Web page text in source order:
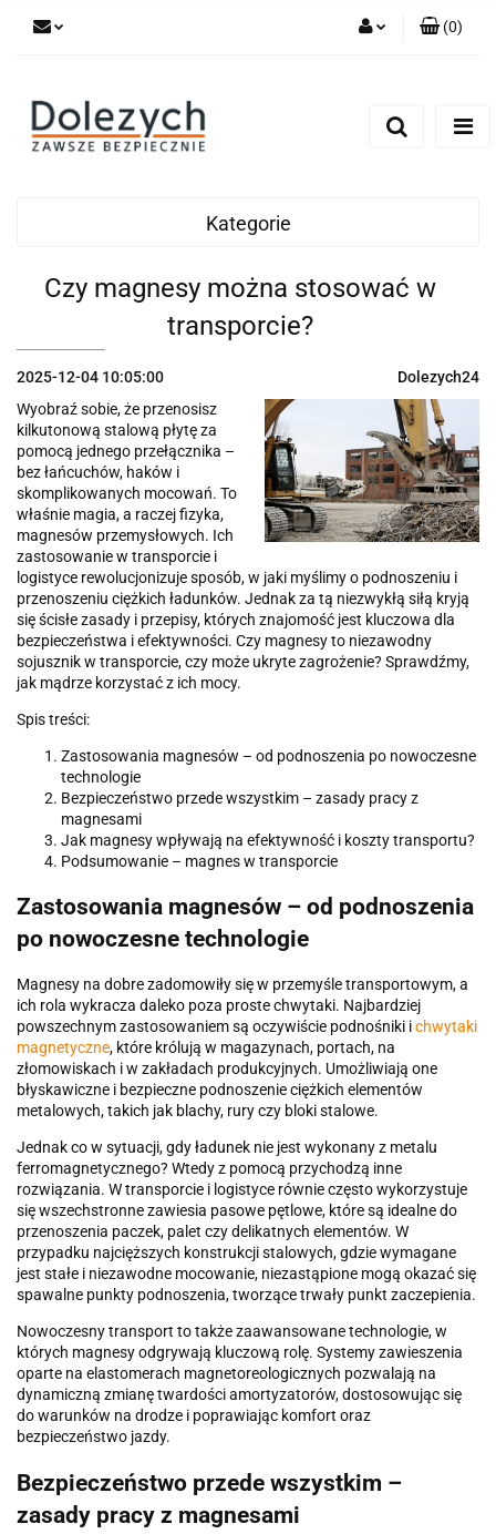
(0)
Kategorie
Czy magnesy można stosować w
transporcie?
2025-12-04 10:05:00
Dolezych24
Wyobraź sobie, że przenosisz
kilkutonową stalową płytę za
pomocą jednego przełącznika –
bez łańcuchów, haków i
skomplikowanych mocowań. To
właśnie magia, a raczej fizyka,
magnesów przemysłowych. Ich
zastosowanie w transporcie i
logistyce rewolucjonizuje sposób, w jaki myślimy o podnoszeniu i
przenoszeniu ciężkich ładunków. Jednak za tą niezwykłą siłą kryją
się ścisłe zasady i przepisy, których znajomość jest kluczowa dla
bezpieczeństwa i efektywności. Czy magnesy to niezawodny
sojusznik w transporcie, czy może ukryte zagrożenie? Sprawdźmy,
jak mądrze korzystać z ich mocy.
Spis treści:
Zastosowania magnesów – od podnoszenia po nowoczesne
technologie
Bezpieczeństwo przede wszystkim – zasady pracy z
magnesami
Jak magnesy wpływają na efektywność i koszty transportu?
Podsumowanie – magnes w transporcie
Zastosowania magnesów – od podnoszenia
po nowoczesne technologie
Magnesy na dobre zadomowiły się w przemyśle transportowym, a
ich rola wykracza daleko poza proste chwytaki. Najbardziej
powszechnym zastosowaniem są oczywiście podnośniki ichwytaki
magnetyczne, które królują w magazynach, portach, na
złomowiskach i w zakładach produkcyjnych. Umożliwiają one
błyskawiczne i bezpieczne podnoszenie ciężkich elementów
metalowych, takich jak blachy, rury czy bloki stalowe.
Jednak co w sytuacji, gdy ładunek nie jest wykonany z metalu
ferromagnetycznego? Wtedy z pomocą przychodzą inne
rozwiązania. W transporcie i logistyce równie często wykorzystuje
się wszechstronne zawiesia pasowe pętlowe, które są idealne do
przenoszenia paczek, palet czy delikatnych elementów. W
przypadku najcięższych konstrukcji stalowych, gdzie wymagane
jest stałe i niezawodne mocowanie, niezastąpione mogą okazać się
spawalne punkty podnoszenia, tworzące trwały punkt zaczepienia.
Nowoczesny transport to także zaawansowane technologie, w
których magnesy odgrywają kluczową rolę. Systemy zawieszenia
oparte na elastomerach magnetoreologicznych pozwalają na
dynamiczną zmianę twardości amortyzatorów, dostosowując się
do warunków na drodze i poprawiając komfort oraz
bezpieczeństwo jazdy.
Bezpieczeństwo przede wszystkim –
zasady pracy z magnesami